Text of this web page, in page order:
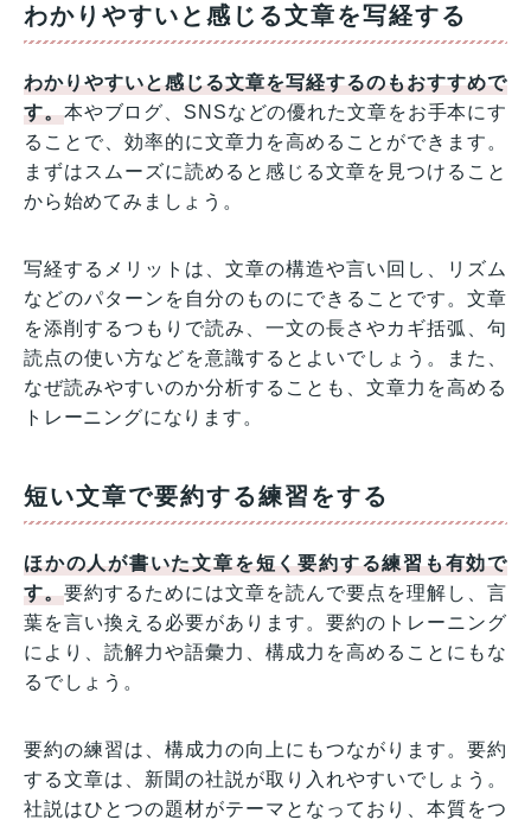
わかりやすいと感じる文章を写経する
わかりやすいと感じる文章を写経するのもおすすめで
す。本やブログ、SNSなどの優れた文章をお手本にす
ることで、効率的に文章力を高めることができます。
まずはスムーズに読めると感じる文章を見つけること
から始めてみましょう。
写経するメリットは、文章の構造や言い回し、リズム
などのパターンを自分のものにできることです。文章
を添削するつもりで読み、一文の長さやカギ括弧、句
読点の使い方などを意識するとよいでしょう。また、
なぜ読みやすいのか分析することも、文章力を高める
トレーニングになります。
短い文章で要約する練習をする
ほかの人が書いた文章を短く要約する練習も有効で
す。要約するためには文章を読んで要点を理解し、言
葉を言い換える必要があります。要約のトレーニング
により、読解力や語彙力、構成力を高めることにもな
るでしょう。
要約の練習は、構成力の向上にもつながります。要約
する文章は、新聞の社説が取り入れやすいでしょう。
社説はひとつの題材がテーマとなっており、本質をつ